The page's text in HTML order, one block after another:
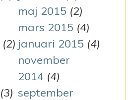
maj 2015 (2)
mars 2015 (4)
(2) januari 2015 (4)
november
2014 (4)
(3) september